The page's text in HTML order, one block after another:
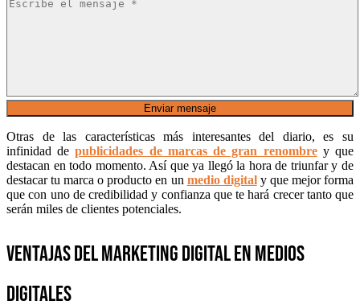
Otras de las características más interesantes del diario, es su
infinidad depublicidades de marcas de gran renombrey que
destacan en todo momento. Así que ya llegó la hora de triunfar y de
destacar tu marca o producto en un medio digitaly que mejor forma
que con uno de credibilidad y confianza que te hará crecer tanto que
serán miles de clientes potenciales.
Ventajas del Marketing Digital en medios
digitales